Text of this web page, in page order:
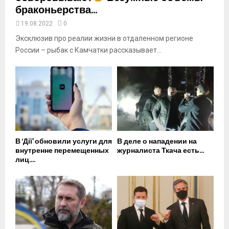
браконьерства...
19.08.2022 0
Эксклюзив про реалии жизни в отдаленном регионе
России – рыбак с Камчатки рассказывает...
В ‘Дії’ обновили услуги для
внутренне перемещенных
лиц....
В деле о нападении на
журналиста Ткача есть...